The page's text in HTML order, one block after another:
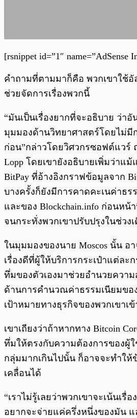
[rsnippet id=”1″ name=”AdSense
คำถามที่ตามมาก็คือ พวกเขาใช้อั
ช่วยจัดการเรื่องพวกนี้
“มันเป็นเรื่องยากที่จะอธิบาย ว่า
มุมมองด้านวิทยาศาสตร์โดยไม่มี
ก่อน”​กล่าวโดยวิศวกรซอฟต์แวร์
Lopp โดยเขายังอธิบายเพิ่มว่าแม้
BitPay ที่อ้างอิงกราฟข้อมูลจาก
บางครั้งก็ยังมีการคาดคะเนค่าธร
และของ Blockchain.info ก่อนห
จนกระทั่งพวกเขาปรับปรุงในช่วง
ในมุมมองของนาย Moscos นั้น อ
เรื่องดีที่ผู้ให้บริการกระเป๋าแต่ละ
ทึ่มของตัวเองมาช่วยอำนวยควา
ด้านการคำนวณค่าธรรมเนียมขอ
เป้าหมายทางธุรกิจของพวกเขาเ
เขาเถียงว่าถ้าหากทาง Bitcoin
ทึ่มให้ตรงกับความต้องการของผู้ใ
กลุ่มมากเกินไปนั้น ก็อาจจะทำให้
เคลื่อนได้
“เราไม่รู้เลยว่าพวกเขาจะเน้นเรื่
อยากจะจ่ายแค่ครึ่งหนึ่งของมัน แ